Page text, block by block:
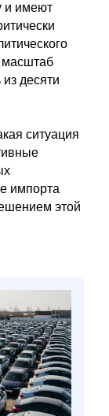
и имеют
масштаб
десяти
ситуация
импорта
этой